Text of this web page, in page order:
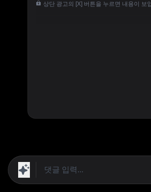
상단 광고의 [X] 버튼을 누르면 내용이 보